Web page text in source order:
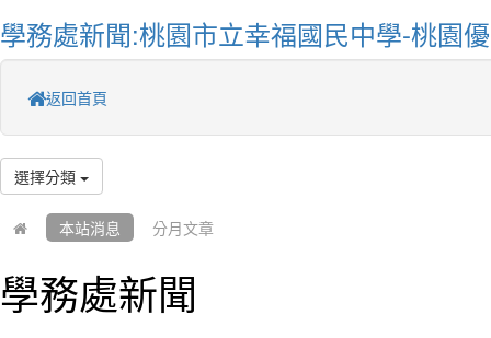
學務處新聞:桃園市立幸福國民中學-桃園
返回首頁
選擇分類
本站消息 分月文章
學務處新聞